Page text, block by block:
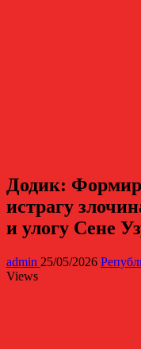
Додик:
истрагу
и улогу Сене
admin 25/05/2026
Views